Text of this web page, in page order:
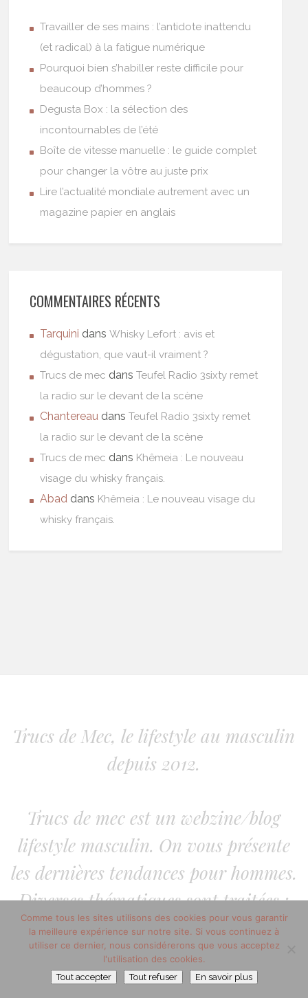
Travailler de ses mains : l’antidote inattendu
(et radical) à la fatigue numérique
Pourquoi bien s’habiller reste difficile pour
beaucoup d’hommes ?
Degusta Box : la sélection des
incontournables de l’été
Boîte de vitesse manuelle : le guide complet
pour changer la vôtre au juste prix
Lire l’actualité mondiale autrement avec un
magazine papier en anglais
COMMENTAIRES RÉCENTS
Tarquini dansWhisky Lefort : avis et
dégustation, que vaut-il vraiment ?
Trucs de mec dansTeufel Radio 3sixty remet
la radio sur le devant de la scène
Chantereau dansTeufel Radio 3sixty remet
la radio sur le devant de la scène
Trucs de mec dans Khêmeia : Le nouveau
visage du whisky français.
Abad dans Khêmeia : Le nouveau visage du
whisky français.
Trucs de Mec, le lifestyle au masculin
depuis 2012.
Trucs de mec est un webzine/blog
lifestyle masculin. On vous présente
les dernières tendances pour hommes.
Diverses thématiques sont traitées :
lifestyle homme, mode homme, la
beauté au masculin. Sans oublier les
arts de vivre.
Comme tous les sites utilisons des cookies pour vous garantir
la meilleure expérience sur notre site. Si vous continuez à
utiliser ce dernier, nous considérerons que vous acceptez
l'utilisation des cookies.
Tout accepter Tout refuser En savoir plus